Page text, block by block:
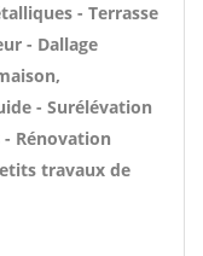
- Terrasse
- Dallage
- Surélévation
Rénovation
travaux de